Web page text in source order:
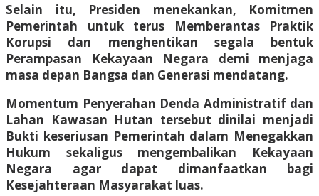
Selain itu, Presiden menekankan, Komitmen
Pemerintah untuk terus Memberantas Praktik
Korupsi dan menghentikan segala bentuk
Perampasan Kekayaan Negara demi menjaga
masa depan Bangsa dan Generasi mendatang.
Momentum Penyerahan Denda Administratif dan
Lahan Kawasan Hutan tersebut dinilai menjadi
Bukti keseriusan Pemerintah dalam Menegakkan
Hukum sekaligus mengembalikan Kekayaan
Negara agar dapat dimanfaatkan bagi
Kesejahteraan Masyarakat luas.